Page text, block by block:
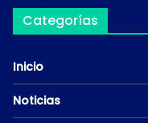
Categorías
Inicio
Noticias